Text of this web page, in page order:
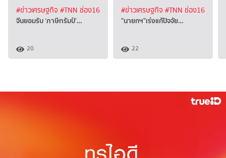
#ข่าวเศรษฐกิจ #TNN ช่อง16
จีนยอมรับ ‘ภาษีทรัมป์’…
20
#ข่าวเศรษฐกิจ #TNN ช่อง16
"นายกฯ"เร่งแก้ปัจจัย…
22